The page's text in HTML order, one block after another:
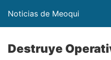
Noticias de Meoqui
Destruye